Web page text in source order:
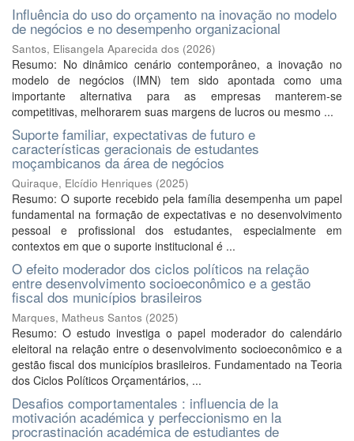
Influência do uso do orçamento na inovação no modelo
de negócios e no desempenho organizacional
Santos, Elisangela Aparecida dos (2026)
Resumo: No dinâmico cenário contemporâneo, a inovação no
modelo de negócios (IMN) tem sido apontada como uma
importante alternativa para as empresas manterem-se
competitivas, melhorarem suas margens de lucros ou mesmo ...
Suporte familiar, expectativas de futuro e
características geracionais de estudantes
moçambicanos da área de negócios
Quiraque, Elcídio Henriques (2025)
Resumo: O suporte recebido pela família desempenha um papel
fundamental na formação de expectativas e no desenvolvimento
pessoal e profissional dos estudantes, especialmente em
contextos em que o suporte institucional é ...
O efeito moderador dos ciclos políticos na relação
entre desenvolvimento socioeconômico e a gestão
fiscal dos municípios brasileiros
Marques, Matheus Santos (2025)
Resumo: O estudo investiga o papel moderador do calendário
eleitoral na relação entre o desenvolvimento socioeconômico e a
gestão fiscal dos municípios brasileiros. Fundamentado na Teoria
dos Ciclos Políticos Orçamentários, ...
Desafios comportamentales : influencia de la
motivación académica y perfeccionismo en la
procrastinación académica de estudiantes de